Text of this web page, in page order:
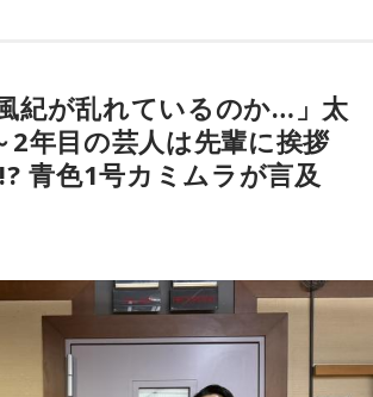
紀が乱れているのか…」太
2年目の芸人は先輩に挨拶
青色1号カミムラが言及